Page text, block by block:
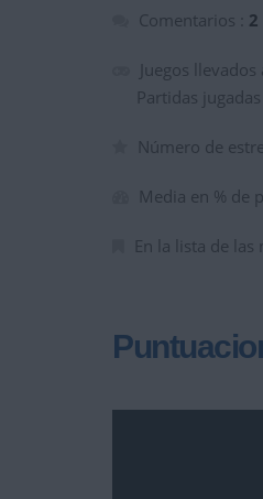
Comentarios : 2
Juegos llevados
Partidas jugadas :
Número de
Media en % de
En la lista de